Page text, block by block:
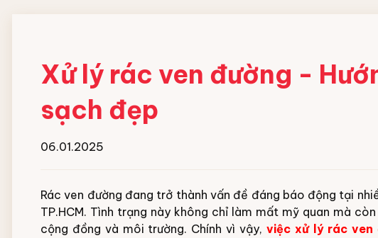
Xử lý rác ven đường -
sạch đẹp
06.01.2025
Rác ven đường đang trở thành vấn đề đáng báo động tại
TP.HCM. Tình trạng này không chỉ làm mất mỹ quan mà
cộng đồng và môi trường. Chính vì vậy, việc xử lý rác ven